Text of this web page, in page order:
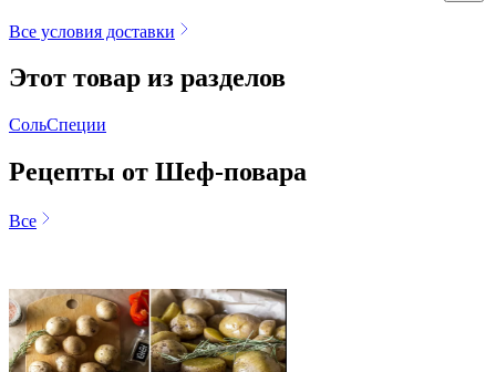
Все условия доставки
Этот товар из разделов
СольСпеции
Рецепты от Шеф-повара
Все